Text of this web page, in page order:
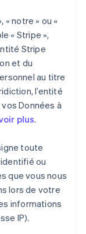
« notre » ou «
« Stripe »,
Stripe
et du
au titre
l’entité
Données à
plus.
toute
ou
que vous nous
lors de votre
informations
IP).